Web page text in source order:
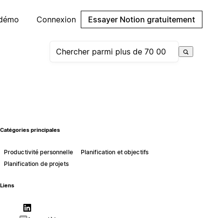
Connexion Essayer Notion gratuitement
Catégories principales
Productivité personnelle
Planification et objectifs
Planification de projets
Liens